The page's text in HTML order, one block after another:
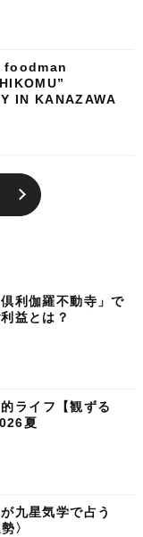
foodman
IN KANAZAWA
利伽羅不動寺」で
益とは？
ライフ【観ずる
夏
九星気学で占う
〉